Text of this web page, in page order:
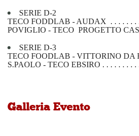
SERIE D-2
TECO FODDLAB - AUDAX . . . . . . . .
POVIGLIO - TECO PROGETTO
SERIE D-3
TECO FOODLAB - VITTORINO DA
S.PAOLO - TECO EBSIRO . . . . . . . . .
Galleria Evento